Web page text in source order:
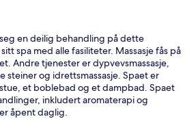
en deilig behandling på dette
spa med alle fasiliteter. Massasje fås på
Andre tjenester er dypvevsmassasje,
steiner og idrettsmassasje. Spaet er
et boblebad og et dampbad. Spaet
inkludert aromaterapi og
åpent daglig.